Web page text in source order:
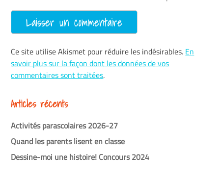
Ce site utilise Akismet pour réduire les indésirables. En
savoir plus sur la façon dont les données de vos
commentaires sont traitées.
Articles récents
Activités parascolaires 2026-27
Quand les parents lisent en classe
Dessine-moi une histoire! Concours 2024